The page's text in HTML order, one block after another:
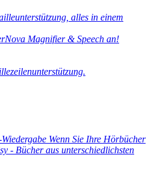
alles in einem
Magnifier & Speech an!
Wenn Sie Ihre Hörbücher
- Bücher aus unterschiedlichsten